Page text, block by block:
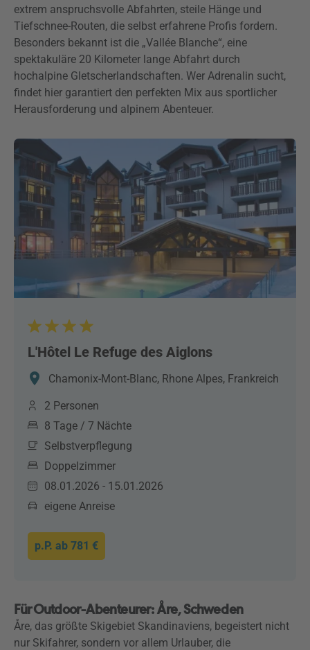
extrem anspruchsvolle Abfahrten, steile Hänge und
Tiefschnee-Routen, die selbst erfahrene Profis fordern.
Besonders bekannt ist die „Vallée Blanche“, eine
spektakuläre 20 Kilometer lange Abfahrt durch
hochalpine Gletscherlandschaften. Wer Adrenalin sucht,
findet hier garantiert den perfekten Mix aus sportlicher
Herausforderung und alpinem Abenteuer.
L'Hôtel Le Refuge des Aiglons
Chamonix-Mont-Blanc, Rhone Alpes, Frankreich
2 Personen
8 Tage / 7 Nächte
Selbstverpflegung
Doppelzimmer
08.01.2026 - 15.01.2026
eigene Anreise
p.P. ab 781 €
Für Outdoor-Abenteurer: Åre, Schweden
Åre, das größte Skigebiet Skandinaviens, begeistert nicht
nur Skifahrer, sondern vor allem Urlauber, die